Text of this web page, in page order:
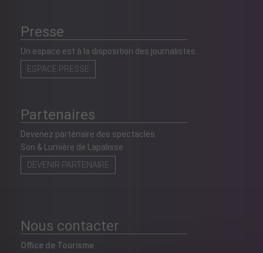
Presse
Un espace est à la disposition des journalistes.
ESPACE PRESSE
Partenaires
Devenez partenaire des spectacles
Son & Lumière de Lapalisse
DEVENIR PARTENAIRE
Nous contacter
Office de Tourisme